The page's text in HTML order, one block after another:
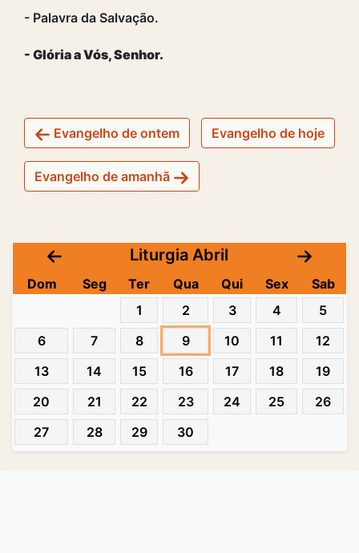
- Palavra da Salvação.
- Glória a Vós, Senhor.
Evangelho de ontem Evangelho de hoje
Evangelho de amanhã
Liturgia Abril
Dom Seg Ter Qua Qui Sex
Sab
1
2 3 4
5
6
7 8 9 10 11
12
13
14 15 16 17 18
19
20
21 22 23 24 25
26
27
28 29 30